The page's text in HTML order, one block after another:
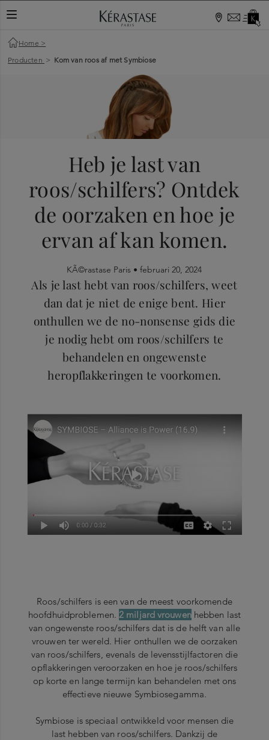
Home >
Producten > Kom van roos af met Symbiose
Heb je last van
roos/schilfers? Ontdek
de oorzaken en hoe je
ervan af kan komen.
KÃ©rastase Paris •februari 20, 2024
Als je last hebt van roos/schilfers, weet
dan dat je niet de enige bent. Hier
onthullen we de no-nonsense gids die
je nodig hebt om roos/schilfers te
behandelen en ongewenste
heropflakkeringen te voorkomen.
Roos/schilfers is een van de meest voorkomende
hoofdhuidproblemen.2 miljard vrouwenhebben last
van ongewenste roos/schilfers dat is de helft van alle
vrouwen ter wereld. Hier onthullen we de oorzaken
van roos/schilfers, evenals de levensstijlfactoren die
opflakkeringen veroorzaken en hoe je roos/schilfers
op korte en lange termijn kan behandelen met ons
effectieve nieuwe Symbiosegamma.
Symbiose is speciaal ontwikkeld voor mensen die
last hebben van roos/schilfers. Dankzij de